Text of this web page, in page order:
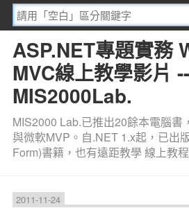
ASP.NET專題實務
MVC線上教學影片 --
MIS2000Lab.
MIS2000 Lab.已推出20餘本電腦書
與微軟MVP。自.NET 1.x起，已出
Form)書籍，也有遠距教學 線上教
2011-11-24